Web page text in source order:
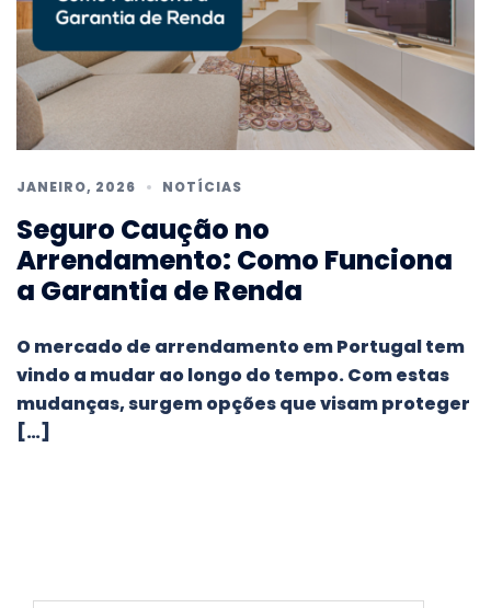
JANEIRO, 2026 NOTÍCIAS
Seguro Caução no
Arrendamento: Como Funciona
a Garantia de Renda
O mercado de arrendamento em Portugal tem
vindo a mudar ao longo do tempo. Com estas
mudanças, surgem opções que visam proteger
[…]